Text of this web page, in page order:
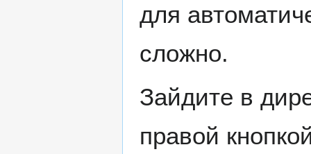
для
сложно.
Зайдите в
правой